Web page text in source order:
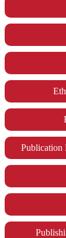
Publication